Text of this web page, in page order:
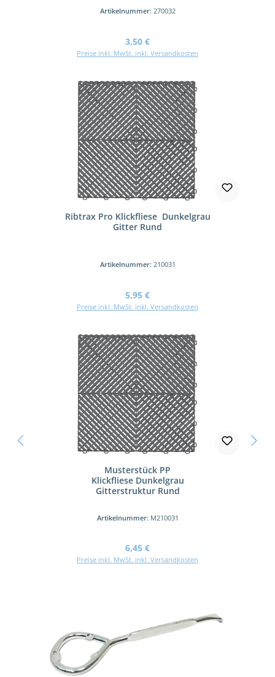
Artikelnummer: 270032
Regulärer Preis:
3,50 €
Preise inkl. MwSt. inkl. Versandkosten
Ribtrax Pro Klickfliese Dunkelgrau
Gitter Rund
Artikelnummer: 210031
Regulärer Preis:
5,95 €
Preise inkl. MwSt. inkl. Versandkosten
Musterstück PP
Klickfliese Dunkelgrau
Gitterstruktur Rund
Artikelnummer: M210031
Regulärer Preis:
6,45 €
Preise inkl. MwSt. inkl. Versandkosten